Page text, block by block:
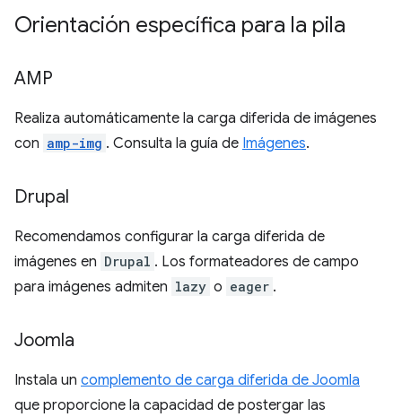
Orientación específica para la pila
AMP
Realiza automáticamente la carga diferida de imágenes
con amp-img . Consulta la guía de Imágenes.
Drupal
Recomendamos configurar la carga diferida de
imágenes en Drupal . Los formateadores de campo
para imágenes admiten lazy o eager .
Joomla
Instala un complemento de carga diferida de Joomla
que proporcione la capacidad de postergar las